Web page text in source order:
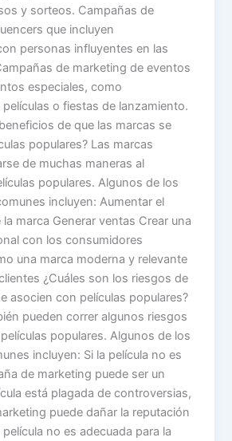
y sorteos. Campañas de
que incluyen
personas influyentes en las
de marketing de eventos
especiales, como
o fiestas de lanzamiento.
de que las marcas se
populares? Las marcas
de muchas maneras al
populares. Algunos de los
incluyen: Aumentar el
marca Generar ventas Crear una
con los consumidores
una marca moderna y relevante
¿Cuáles son los riesgos de
asocien con películas populares?
pueden correr algunos riesgos
populares. Algunos de los
incluyen: Si la película no es
de marketing puede ser un
está plagada de controversias,
puede dañar la reputación
no es adecuada para la